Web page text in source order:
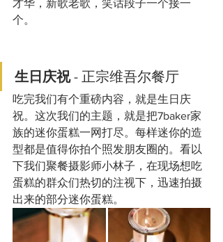
才华，新歌老歌，笑话段子一个接一
个。
生日庆祝 - 正宗维吾尔餐厅
吃完我们有个重磅内容，就是生日庆
祝。这次我们的主题，就是把7baker家
族的迷你蛋糕一网打尽。每样迷你的造
型都是值得你拍个照发朋友圈的。看以
下我们聚餐摄影师小林子，在现场想吃
蛋糕的群众们热切的注视下，迅速拍摄
出来的部分迷你蛋糕。